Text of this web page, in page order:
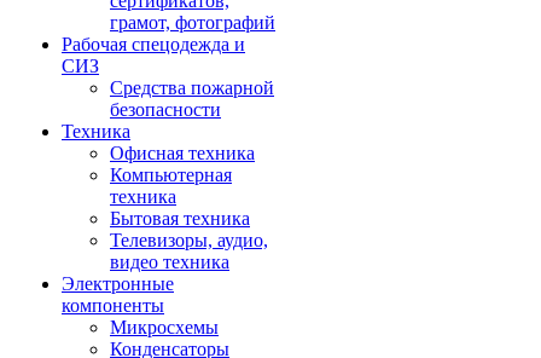
грамот, фотографий
Рабочая спецодежда и
СИЗ
Средства пожарной
безопасности
Техника
Офисная техника
Компьютерная
техника
Бытовая техника
Телевизоры, аудио,
видео техника
Электронные
компоненты
Микросхемы
Конденсаторы